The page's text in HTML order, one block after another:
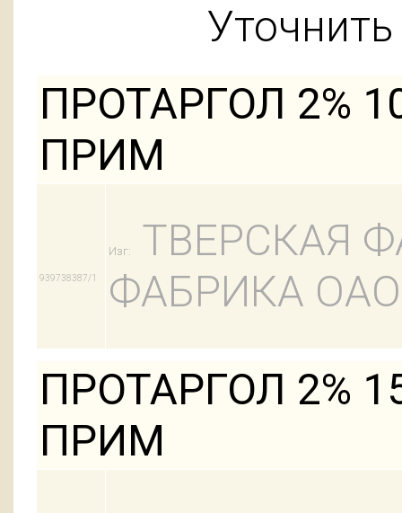
ПРОТАРГОЛ 2%
ПРИМ
939738387/1
Изг:
ТВЕРСКАЯ
ФАБРИКА ОАО
ПРОТАРГОЛ 2%
ПРИМ